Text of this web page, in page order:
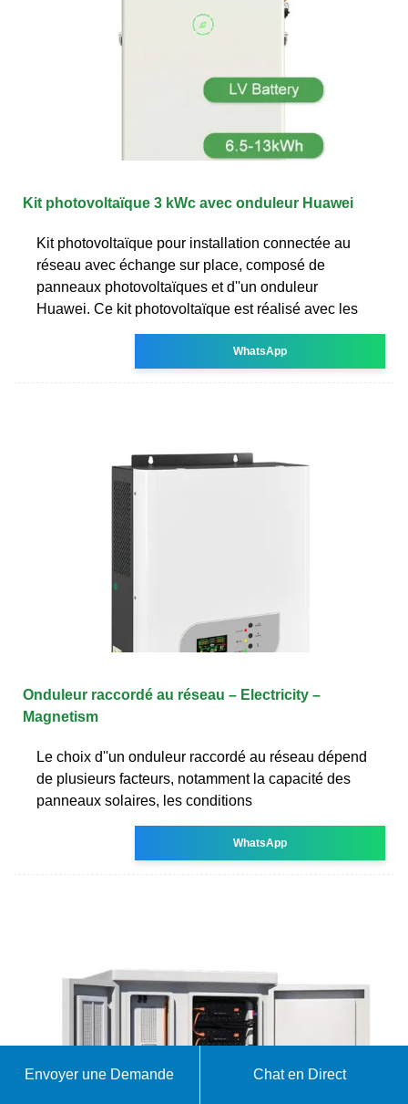
Kit photovoltaïque 3 kWc avec onduleur Huawei
Kit photovoltaïque pour installation connectée au
réseau avec échange sur place, composé de
panneaux photovoltaïques et d''un onduleur
Huawei. Ce kit photovoltaïque est réalisé avec les
WhatsApp
Onduleur raccordé au réseau – Electricity –
Magnetism
Le choix d''un onduleur raccordé au réseau dépend
de plusieurs facteurs, notamment la capacité des
panneaux solaires, les conditions
WhatsApp
Envoyer une Demande Chat en Direct